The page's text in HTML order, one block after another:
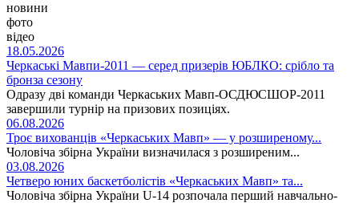
новини
фото
відео
18.05.2026
Черкаські Мавпи-2011 — серед призерів ЮБЛКО: срібло та
бронза сезону
Одразу дві команди Черкаських Мавп-ОСДЮСШОР-2011
завершили турнір на призових позиціях.
06.08.2026
Троє вихованців «Черкаських Мавп» — у розширеному...
Чоловіча збірна України визначилася з розширеним...
03.08.2026
Четверо юних баскетболістів «Черкаських Мавп» та...
Чоловіча збірна України U-14 розпочала перший навчально-